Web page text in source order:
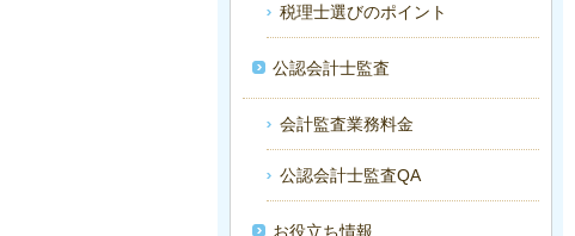
税理士選びのポイント
公認会計士監査
会計監査業務料金
公認会計士監査QA
お役立ち情報